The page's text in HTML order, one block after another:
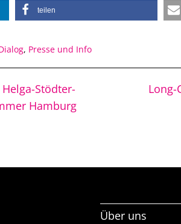
teilen
, Presse und Info
Stödter-
Hamburg
Long-
Über uns